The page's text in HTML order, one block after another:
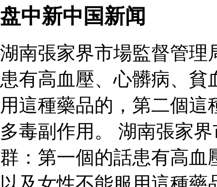
盘中新中国新闻
湖南張家界市場監督管理
患有高血壓、心髒病、
用這種藥品的，第二個
多毒副作用。 湖南張家
群：第一個的話患有高血